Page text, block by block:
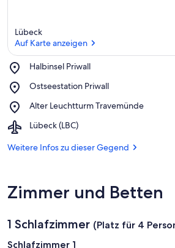
Lübeck
Auf Karte anzeigen
Halbinsel Priwall
Place,
Priwall
Ostseestation Priwall
Place,
Priwall
Alter Leuchtturm Travemünde
Place,
Leuchtturm
Lübeck (LBC)
Airport,
(LBC)
Weitere Infos zu dieser Gegend
Zimmer und Betten
1 Schlafzimmer (Platz für 4
Schlafzimmer 1